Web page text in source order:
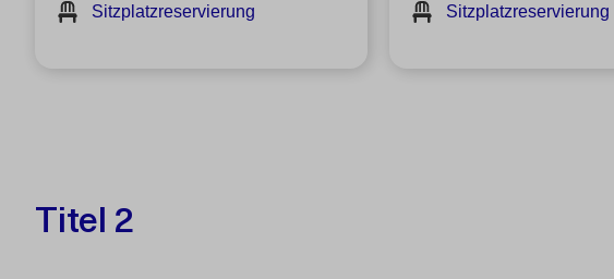
Sitzplatzreservierung Sitzplatzreservierung
Titel 2